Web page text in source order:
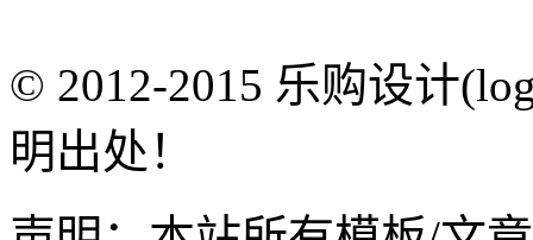
© 2012-2015 乐购设计
明出处！